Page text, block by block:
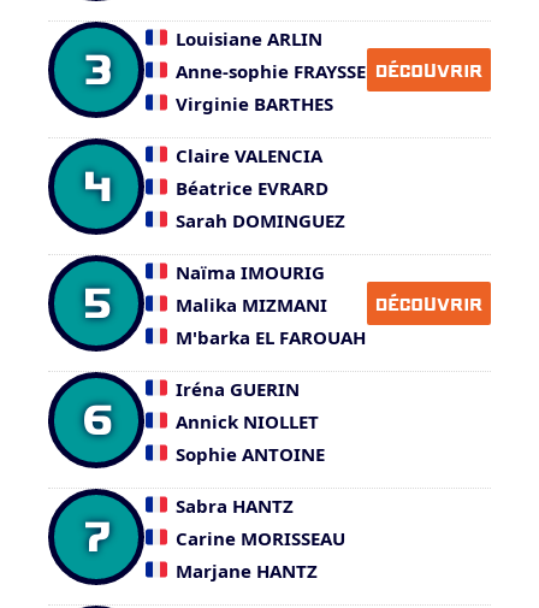
3
Louisiane ARLIN
Anne-sophie FRAYSSE
Virginie BARTHES
DÉCOUVRIR
4
Claire VALENCIA
Béatrice EVRARD
Sarah DOMINGUEZ
5
Naïma IMOURIG
Malika MIZMANI
M'barka EL FAROUAH
DÉCOUVRIR
6
Iréna GUERIN
Annick NIOLLET
Sophie ANTOINE
7
Sabra HANTZ
Carine MORISSEAU
Marjane HANTZ